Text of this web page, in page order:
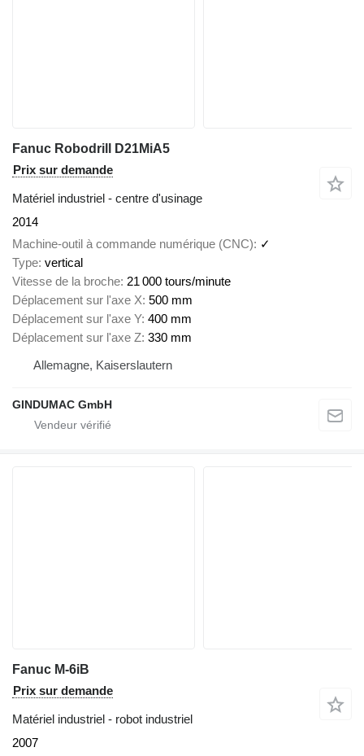
Fanuc Robodrill D21MiA5
Prix sur demande
Matériel industriel - centre d'usinage
2014
Machine-outil à commande numérique (CNC)
✓
Type vertical
Vitesse de la broche 21 000 tours/minute
Déplacement sur l'axe X 500 mm
Déplacement sur l'axe Y 400 mm
Déplacement sur l'axe Z 330 mm
Allemagne, Kaiserslautern
GINDUMAC GmbH
Fanuc M-6iB
Prix sur demande
Matériel industriel - robot industriel
2007